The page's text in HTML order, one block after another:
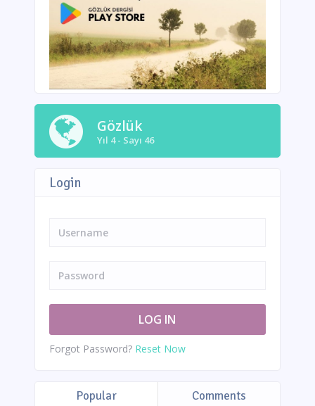
Gözlük
Yıl 4 - Sayı 46
Login
Forgot Password? Reset Now
Popular Comments